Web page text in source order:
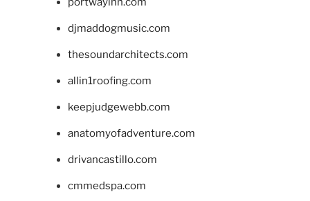
djmaddogmusic.com
thesoundarchitects.com
allin1roofing.com
keepjudgewebb.com
anatomyofadventure.com
drivancastillo.com
cmmedspa.com